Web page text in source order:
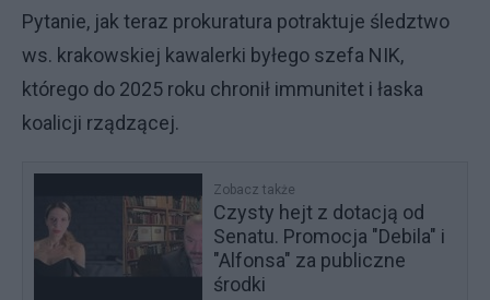
Pytanie, jak teraz prokuratura potraktuje śledztwo
ws. krakowskiej kawalerki byłego szefa NIK,
którego do 2025 roku chronił immunitet i łaska
koalicji rządzącej.
Zobacz także
Czysty hejt z dotacją od
Senatu. Promocja "Debila" i
"Alfonsa" za publiczne
środki